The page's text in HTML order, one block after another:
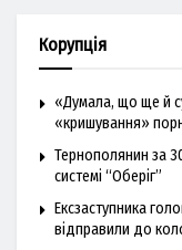
Корупція
«Думала, що ще й
«кришування»
Тернополянин за
системі “Оберіг”
Ексзаступника
відправили до